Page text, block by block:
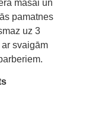
masai un
pamatnes
uz 3
svaigām